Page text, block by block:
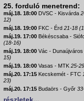
25. forduló menetrend:
máj.18. 18:00 DVSC - Kisvárda
12)
máj.18. 19:00 FKC - Érd 21-18
máj.19. 17:00 Békéscsaba -
(18-16)
máj.19. 18:00 Vác - Dunaújváros
15)
máj.19. 18:00 Vasas - MTK 25-
máj.20. 17:15 Kecskemét - FTC
23)
máj.20. 17:15 Budaörs - Győr
részletek...